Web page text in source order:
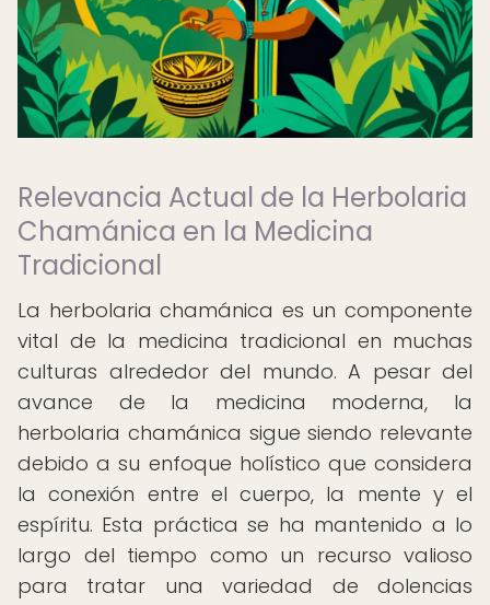
Relevancia Actual de la Herbolaria
Chamánica en la Medicina
Tradicional
La herbolaria chamánica es un componente
vital de la medicina tradicional en muchas
culturas alrededor del mundo. A pesar del
avance de la medicina moderna, la
herbolaria chamánica sigue siendo relevante
debido a su enfoque holístico que considera
la conexión entre el cuerpo, la mente y el
espíritu. Esta práctica se ha mantenido a lo
largo del tiempo como un recurso valioso
para tratar una variedad de dolencias